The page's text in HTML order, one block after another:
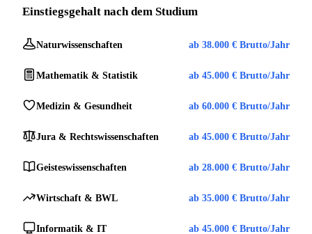
Einstiegsgehalt nach dem Studium
Naturwissenschaften ab 38.000 € Brutto/Jahr
Mathematik & Statistik ab 45.000 € Brutto/Jahr
Medizin & Gesundheit ab 60.000 € Brutto/Jahr
Jura & Rechtswissenschaften ab 45.000 € Brutto/Jahr
Geisteswissenschaften ab 28.000 € Brutto/Jahr
Wirtschaft & BWL ab 35.000 € Brutto/Jahr
Informatik & IT ab 45.000 € Brutto/Jahr